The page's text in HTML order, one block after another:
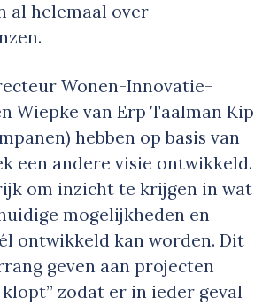
al helemaal over
Wonen-Innovatie-
Wiepke van Erp Taalman Kip
hebben op basis van
een andere visie ontwikkeld.
om inzicht te krijgen in wat
mogelijkheden en
ontwikkeld kan worden. Dit
geven aan projecten
zodat er in ieder geval